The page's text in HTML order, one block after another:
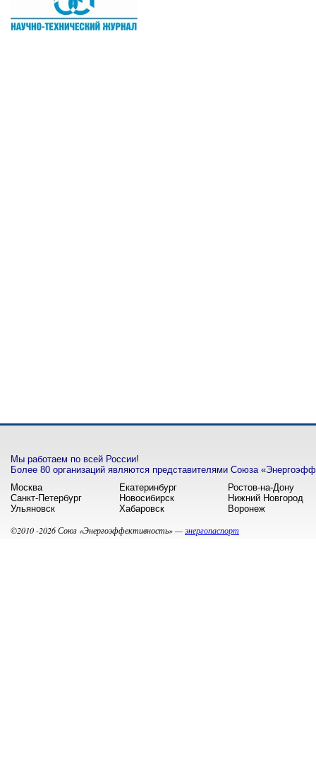
Мы работаем по всей России!
Более 80 организаций являются представителями Союза
Москва
Екатеринбург
Ростов-на-Дону
Санкт-Петербург
Новосибирск
Нижний Новгород
Ульяновск
Хабаровск Воронеж
©2010 -2026 Союз «Энергоэффективность» —энергопаспорт